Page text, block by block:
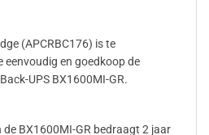
(APCRBC176) is te
eenvoudig en goedkoop de
UPS BX1600MI-GR.
BX1600MI-GR bedraagt 2 jaar